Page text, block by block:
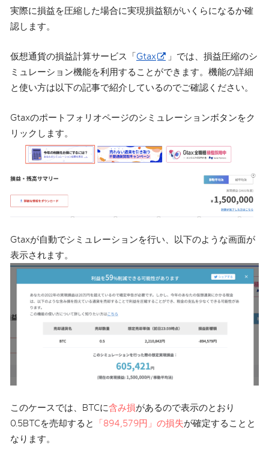
実際に損益を圧縮した場合に実現損益額がいくらになるか確
認します。
仮想通貨の損益計算サービス「Gtax
」では、損益圧縮のシ
ミュレーション機能を利用することができます。機能の詳細
と使い方は以下の記事で紹介しているのでご確認ください。
Gtaxのポートフォリオページのシミュレーションボタンをク
リックします。
Gtaxが自動でシミュレーションを行い、以下のような画面が
表示されます。
このケースでは、BTCに含み損があるので表示のとおり
0.5BTCを売却すると
「894,579円」の損失が確定することと
なります。